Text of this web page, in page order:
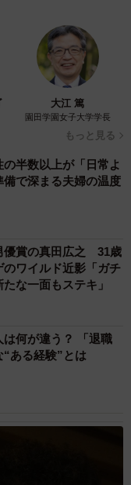
大江 篤
園田学園女子大学学長
もっと見る
の半数以上が「日常よ
で深まる夫婦の温度
優賞の真田広之 31歳
ワイルド近影「ガチ
な一面もステキ」
何が違う？ 「退職
ある経験”とは